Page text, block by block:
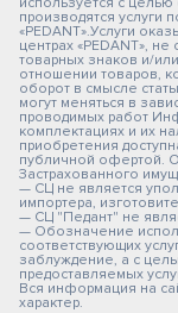
производятся услуги
«PEDANT».Услуги
центрах «PEDANT»,
товарных знаков и/
отношении товаров,
оборот в смысле
могут меняться в
проводимых работ
комплектациях и их
приобретения
публичной офертой.
Застрахованного
— СЦ не является
импортера,
— СЦ "Педант" не
— Обозначение
соответствующих
заблуждение, а с
предоставляемых
Вся информация на
характер.